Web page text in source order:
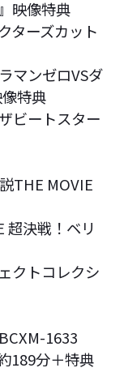
映像特典
ターズカット
マンゼロVSダ
特典
ビートスター
THE MOVIE
決戦！ベリ
クトコレクシ
1633
189分＋特典